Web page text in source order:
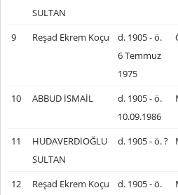
SULTAN
9 Reşad Ekrem Koçu
d. 1905 - ö.
6 Temmuz
1975
10 ABBUD İSMAİL
d. 1905 - ö.
10.09.1986
11
HUDAVERDİOĞLU
SULTAN
d. 1905 - ö. ?
12 Reşad Ekrem Koçu
d. 1905 - ö.